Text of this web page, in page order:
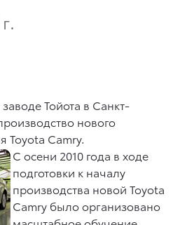
Тойота в Санкт-
нового
Toyota Camry.
С осени 2010 года в ходе
подготовки к началу
производства новой Toyota
Camry было организовано